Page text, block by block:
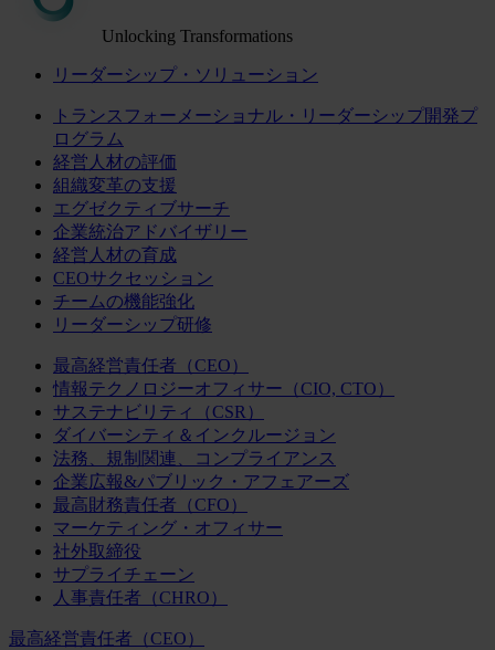
Unlocking Transformations
リーダーシップ・ソリューション
トランスフォーメーショナル・リーダーシップ開発プ
ログラム
経営人材の評価
組織変革の支援
エグゼクティブサーチ
企業統治アドバイザリー
経営人材の育成
CEOサクセッション
チームの機能強化
リーダーシップ研修
最高経営責任者（CEO）
情報テクノロジーオフィサー（CIO, CTO）
サステナビリティ（CSR）
ダイバーシティ＆インクルージョン
法務、規制関連、コンプライアンス
企業広報&パブリック・アフェアーズ
最高財務責任者（CFO）
マーケティング・オフィサー
社外取締役
サプライチェーン
人事責任者（CHRO）
最高経営責任者（CEO）